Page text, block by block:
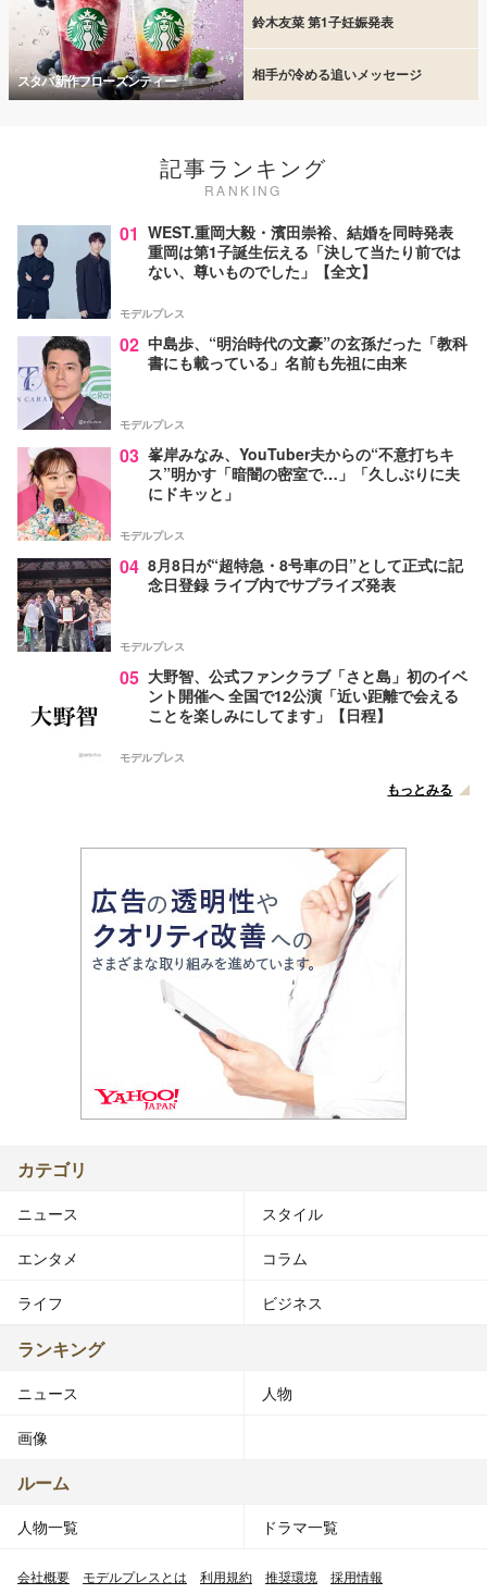
スタバ新作フローズンティー
鈴木友菜 第1子妊娠発表
相手が冷める追いメッセージ
記事ランキング
RANKING
01 WEST.重岡大毅・濱田崇裕、結婚を同時発表
重岡は第1子誕生伝える「決して当たり前では
ない、尊いものでした」【全文】
モデルプレス
02 中島歩、“明治時代の文豪”の玄孫だった「教科
書にも載っている」名前も先祖に由来
モデルプレス
03 峯岸みなみ、YouTuber夫からの“不意打ちキ
ス”明かす「暗闇の密室で…」「久しぶりに夫
にドキッと」
モデルプレス
04 8月8日が“超特急・8号車の日”として正式に記
念日登録 ライブ内でサプライズ発表
モデルプレス
05 大野智、公式ファンクラブ「さと島」初のイベ
ント開催へ 全国で12公演「近い距離で会える
ことを楽しみにしてます」【日程】
モデルプレス
もっとみる
カテゴリ
ニュース スタイル
エンタメ コラム
ライフ ビジネス
ランキング
ニュース 人物
画像
ルーム
人物一覧 ドラマ一覧
会社概要 モデルプレスとは 利用規約 推奨環境 採用情報